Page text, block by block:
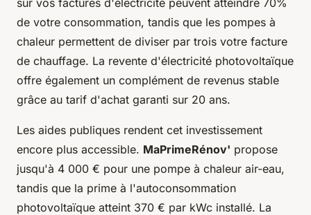
de votre consommation, tandis que les pompes à
chaleur permettent de diviser par trois votre facture
de chauffage. La revente d'électricité photovoltaïque
offre également un complément de revenus stable
grâce au tarif d'achat garanti sur 20 ans.
Les aides publiques rendent cet investissement
encore plus accessible. MaPrimeRénov' propose
jusqu'à 4 000 € pour une pompe à chaleur air-eau,
tandis que la prime à l'autoconsommation
photovoltaïque atteint 370 € par kWc installé. La